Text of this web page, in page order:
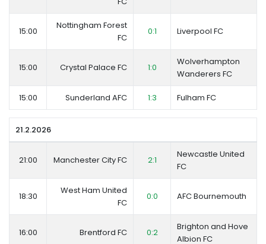
15:00
Nottingham Forest
FC
0:1 Liverpool FC
15:00 Crystal Palace FC 1:0
Wolverhampton
Wanderers FC
15:00 Sunderland AFC 1:3 Fulham FC
21.2.2026
21:00 Manchester City FC 2:1
Newcastle United
FC
18:30
West Ham United
FC
0:0 AFC Bournemouth
16:00 Brentford FC 0:2
Brighton and Hove
Albion FC